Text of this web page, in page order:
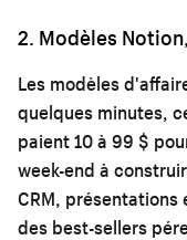
2. Modèles
Les modèles
quelques minutes,
paient 10 à 99 $
week-end à
CRM,
des best-sellers